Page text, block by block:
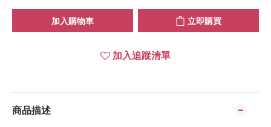
加入購物車 立即購買
加入追蹤清單
商品描述